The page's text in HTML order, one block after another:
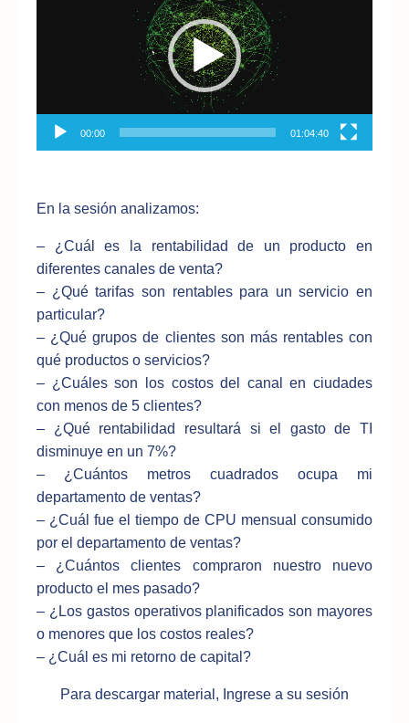
00:00 01:04:40
En la sesión analizamos:
– ¿Cuál es la rentabilidad de un producto en
diferentes canales de venta?
– ¿Qué tarifas son rentables para un servicio en
particular?
– ¿Qué grupos de clientes son más rentables con
qué productos o servicios?
– ¿Cuáles son los costos del canal en ciudades
con menos de 5 clientes?
– ¿Qué rentabilidad resultará si el gasto de TI
disminuye en un 7%?
– ¿Cuántos metros cuadrados ocupa mi
departamento de ventas?
– ¿Cuál fue el tiempo de CPU mensual consumido
por el departamento de ventas?
– ¿Cuántos clientes compraron nuestro nuevo
producto el mes pasado?
– ¿Los gastos operativos planificados son mayores
o menores que los costos reales?
– ¿Cuál es mi retorno de capital?
Para descargar material, Ingrese a su sesión